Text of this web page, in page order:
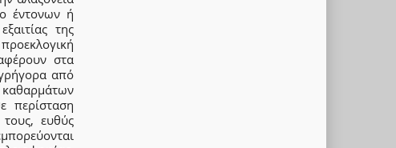
έντονων ή
της
στα
από
καθαρμάτων
περίσταση
ευθύς